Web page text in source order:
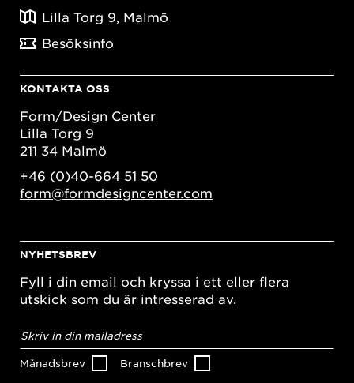
Lilla Torg 9, Malmö
Besöksinfo
KONTAKTA OSS
Form/Design Center
Lilla Torg 9
211 34 Malmö
+46 (0)40-664 51 50
form@formdesigncenter.com
NYHETSBREV
Fyll i din email och kryssa i ett eller flera
utskick som du är intresserad av.
postadress*
Månadsbrev Branschbrev